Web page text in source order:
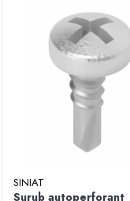
SINIAT
Surub autoperforant